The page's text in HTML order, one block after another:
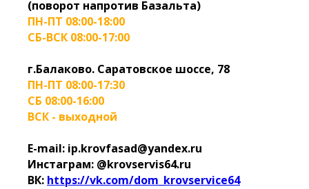
(поворот напротив Базальта)
ПН-ПТ 08:00-18:00
СБ-ВСК 08:00-17:00
г.Балаково. Саратовское шоссе, 78
ПН-ПТ 08:00-17:30
СБ 08:00-16:00
ВСК - выходной
E-mail: ip.krovfasad@yandex.ru
Инстаграм: @krovservis64.ru
ВК: https://vk.com/dom_krovservice64